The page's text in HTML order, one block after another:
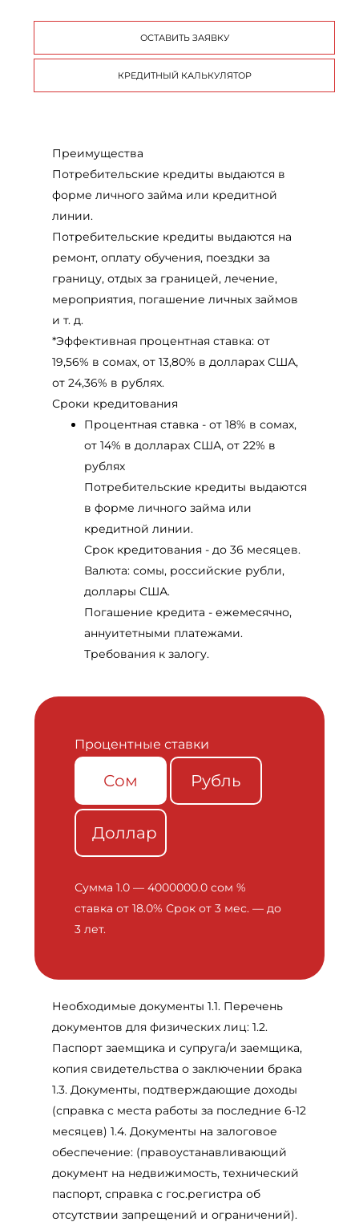
ОСТАВИТЬ ЗАЯВКУ
КРЕДИТНЫЙ КАЛЬКУЛЯТОР
Преимущества
Потребительские кредиты выдаются в
форме личного займа или кредитной
линии.
Потребительские кредиты выдаются на
ремонт, оплату обучения, поездки за
границу, отдых за границей, лечение,
мероприятия, погашение личных займов
и т. д.
*Эффективная процентная ставка: от
19,56% в сомах, от 13,80% в долларах США,
от 24,36% в рублях.
Сроки кредитования
Процентная ставка - от 18% в сомах,
от 14% в долларах США, от 22% в
рублях
Потребительские кредиты выдаются
в форме личного займа или
кредитной линии.
Срок кредитования - до 36 месяцев.
Валюта: сомы, российские рубли,
доллары США.
Погашение кредита - ежемесячно,
аннуитетными платежами.
Требования к залогу.
Процентные ставки
Сом Рубль
Доллар
Сумма 1.0 — 4000000.0 cом %
ставка от 18.0% Срок от 3 мес. — до
3 лет.
Необходимые документы 1.1. Перечень
документов для физических лиц: 1.2.
Паспорт заемщика и супруга/и заемщика,
копия свидетельства о заключении брака
1.3. Документы, подтверждающие доходы
(справка с места работы за последние 6-12
месяцев) 1.4. Документы на залоговое
обеспечение: (правоустанавливающий
документ на недвижимость, технический
паспорт, справка с гос.регистра об
отсутствии запрещений и ограничений).